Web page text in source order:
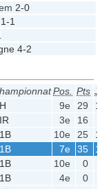
2-0
1-1
4-2
Pos. Pts J
9e 29
18
3e 16
10e 25
18
7e 35
18
10e 0
4e 0